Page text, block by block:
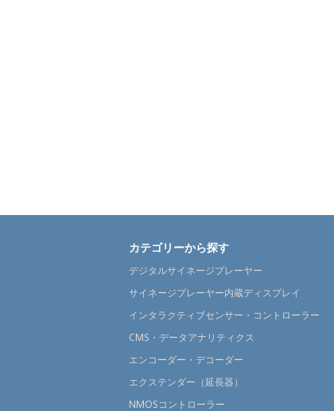
カテゴリーから探す
デジタルサイネージプレーヤー
サイネージプレーヤー内蔵ディスプレイ
インタラクティブセンサー・コントローラー
CMS・データアナリティクス
エンコーダー・デコーダー
エクステンダー（延長器）
NMOSコントローラー